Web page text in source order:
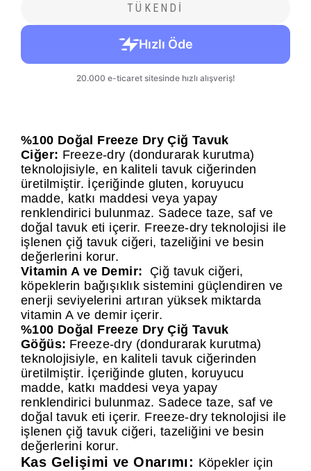
TÜKENDİ
%100 Doğal Freeze Dry Çiğ Tavuk
Ciğer: Freeze-dry (dondurarak kurutma)
teknolojisiyle, en kaliteli tavuk ciğerinden
üretilmiştir. İçeriğinde gluten, koruyucu
madde, katkı maddesi veya yapay
renklendirici bulunmaz. Sadece taze, saf ve
doğal tavuk eti içerir. Freeze-dry teknolojisi ile
işlenen çiğ tavuk ciğeri, tazeliğini ve besin
değerlerini korur.
Vitamin A ve Demir:
Çiğ tavuk ciğeri,
köpeklerin bağışıklık sistemini güçlendiren ve
enerji seviyelerini artıran yüksek miktarda
vitamin A ve demir içerir.
%100 Doğal Freeze Dry Çiğ Tavuk
Göğüs: Freeze-dry (dondurarak kurutma)
teknolojisiyle, en kaliteli tavuk ciğerinden
üretilmiştir. İçeriğinde gluten, koruyucu
madde, katkı maddesi veya yapay
renklendirici bulunmaz. Sadece taze, saf ve
doğal tavuk eti içerir. Freeze-dry teknolojisi ile
işlenen çiğ tavuk ciğeri, tazeliğini ve besin
değerlerini korur.
Kas Gelişimi ve Onarımı: Köpekler için